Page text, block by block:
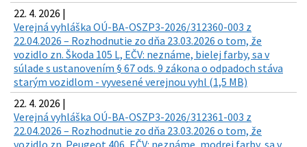
22. 4. 2026 |
Verejná vyhláška OÚ-BA-OSZP3-2026/312360-003 z
22.04.2026 – Rozhodnutie zo dňa 23.03.2026 o tom, že
vozidlo zn. Škoda 105 L, EČV: neznáme, bielej farby, sa v
súlade s ustanovením § 67 ods. 9 zákona o odpadoch stáva
starým vozidlom - vyvesené verejnou vyhl (1,5 MB)
22. 4. 2026 |
Verejná vyhláška OÚ-BA-OSZP3-2026/312361-003 z
22.04.2026 – Rozhodnutie zo dňa 23.03.2026 o tom, že